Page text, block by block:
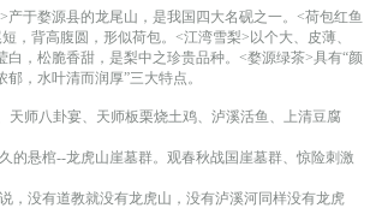
产于婺源县的龙尾山，是我国四大名砚之一。<荷包红鱼
，背高腹圆，形似荷包。<江湾雪梨>以个大、皮薄、
白，松脆香甜，是梨中之珍贵品种。<婺源绿茶>具有“颜
，水叶清而润厚”三大特点。
天师八卦宴、天师板栗烧土鸡、泸溪活鱼、上清豆腐
的悬棺--龙虎山崖墓群。观春秋战国崖墓群、惊险刺激
，没有道教就没有龙虎山，没有泸溪河同样没有龙虎